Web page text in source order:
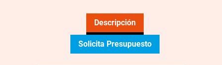
Descripción
Solicita Presupuesto